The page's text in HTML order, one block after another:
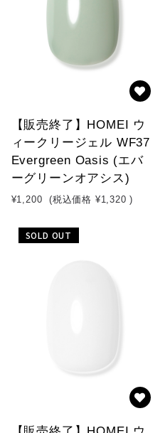
【販売終了】HOMEI ウ
ィークリージェル WF37
Evergreen Oasis (エバ
ーグリーンオアシス)
¥1,200 (税込価格 ¥1,320 )
SOLD OUT